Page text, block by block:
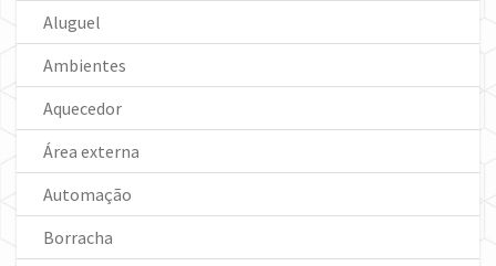
Aluguel
Ambientes
Aquecedor
Área externa
Automação
Borracha